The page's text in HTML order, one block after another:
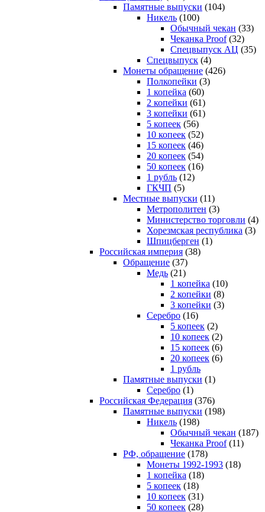
Памятные выпуски (104)
Никель (100)
Обычный чекан (33)
Чеканка Proof(32)
Спецвыпуск АЦ (35)
Спецвыпуск (4)
Монеты обращение (426)
Полкопейки (3)
1 копейка (60)
2 копейки (61)
3 копейки (61)
5 копеек (56)
10 копеек (52)
15 копеек (46)
20 копеек (54)
50 копеек (16)
1 рубль (12)
ГКЧП (5)
Местные выпуски (11)
Метрополитен (3)
Министерство торговли (4)
Хорезмская республика (3)
Шпицберген (1)
Российская империя (38)
Обращение (37)
Медь (21)
1 копейка (10)
2 копейки (8)
3 копейки (3)
Серебро (16)
5 копеек (2)
10 копеек (2)
15 копеек (6)
20 копеек (6)
1 рубль
Памятные выпуски (1)
Серебро (1)
Российская Федерация (376)
Памятные выпуски (198)
Никель (198)
Обычный чекан (187)
Чеканка Proof(11)
РФ, обращение (178)
Монеты 1992-1993 (18)
1 копейка (18)
5 копеек (18)
10 копеек (31)
50 копеек (28)